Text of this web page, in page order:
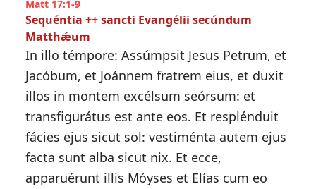
Matt 17:1-9
Sequéntia ++ sancti Evangélii secúndum
Matthǽum
In illo témpore: Assúmpsit Jesus Petrum, et
Jacóbum, et Joánnem fratrem eius, et duxit
illos in montem excélsum seórsum: et
transfigurátus est ante eos. Et resplénduit
fácies ejus sicut sol: vestiménta autem ejus
facta sunt alba sicut nix. Et ecce,
apparuérunt illis Móyses et Elías cum eo